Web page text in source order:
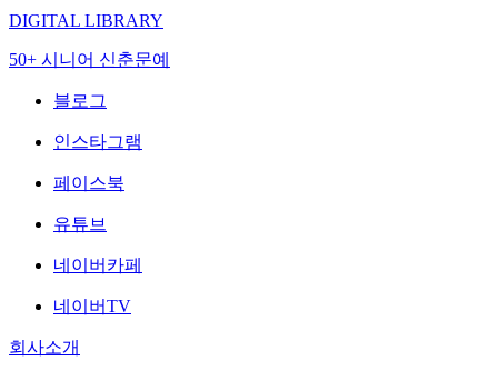
DIGITAL LIBRARY
50+ 시니어 신춘문예
블로그
인스타그램
페이스북
유튜브
네이버카페
네이버TV
회사소개